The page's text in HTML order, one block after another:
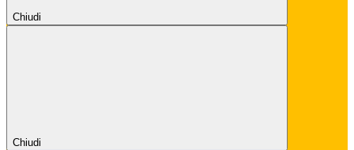
Chiudi
Chiudi